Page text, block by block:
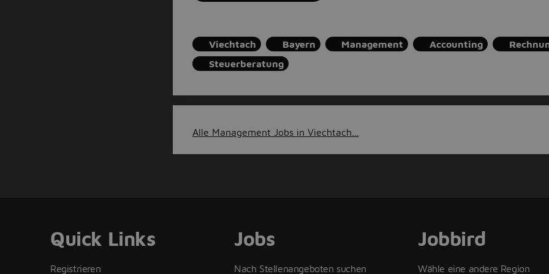
Viechtach Bayern Management Accounting
Steuerberatung
Alle Management Jobs in Viechtach...
Quick Links
Registrieren
Jobs
Nach Stellenangeboten suchen
Jobbird
Wähle eine andere Region